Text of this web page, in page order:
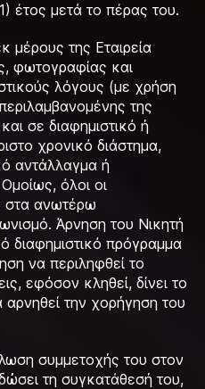
έτος μετά το πέρας του.
μέρους της Εταιρεία
φωτογραφίας και
λόγους (με χρήση
της
σε διαφημιστικό ή
χρονικό διάστημα,
αντάλλαγμα ή
όλοι οι
στα ανωτέρω
Άρνηση του Νικητή
διαφημιστικό πρόγραμμα
να περιληφθεί το
εφόσον κληθεί, δίνει το
αρνηθεί την χορήγηση του
συμμετοχής του στον
τη συγκατάθεσή του,